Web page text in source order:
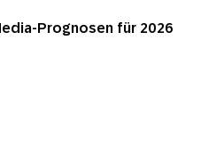
Prognosen für 2026